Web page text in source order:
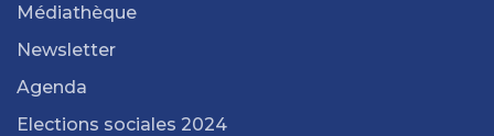
Médiathèque
Newsletter
Agenda
Elections sociales 2024